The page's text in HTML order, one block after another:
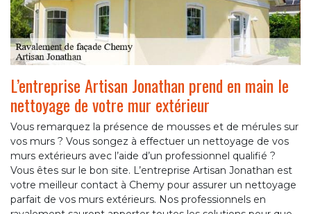
L’entreprise Artisan Jonathan prend en main le
nettoyage de votre mur extérieur
Vous remarquez la présence de mousses et de mérules sur
vos murs ? Vous songez à effectuer un nettoyage de vos
murs extérieurs avec l’aide d’un professionnel qualifié ?
Vous êtes sur le bon site. L’entreprise Artisan Jonathan est
votre meilleur contact à Chemy pour assurer un nettoyage
parfait de vos murs extérieurs. Nos professionnels en